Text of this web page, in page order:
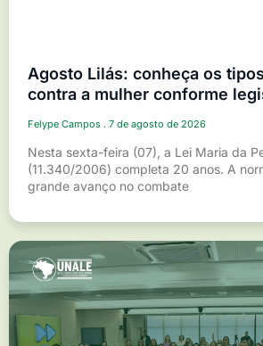
Agosto Lilás: conheça os
contra a mulher conforme
Felype Campos 7 de agosto de 2026
Nesta sexta-feira (07), a Lei Maria da
(11.340/2006) completa 20 anos. A
grande avanço no combate